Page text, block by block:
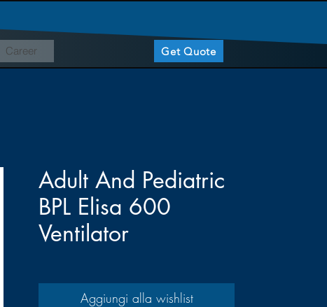
Career Get Quote
Adult And Pediatric
BPL Elisa 600
Ventilator
Aggiungi alla wishlist